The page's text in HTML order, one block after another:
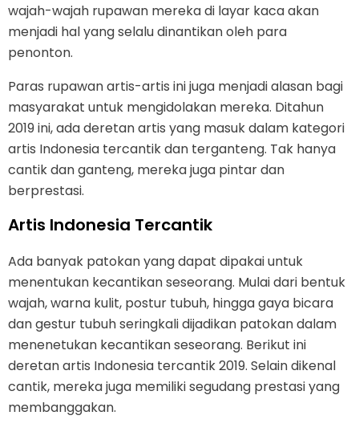
wajah-wajah rupawan mereka di layar kaca akan
menjadi hal yang selalu dinantikan oleh para
penonton.
Paras rupawan artis-artis ini juga menjadi alasan bagi
masyarakat untuk mengidolakan mereka. Ditahun
2019 ini, ada deretan artis yang masuk dalam kategori
artis Indonesia tercantik dan terganteng. Tak hanya
cantik dan ganteng, mereka juga pintar dan
berprestasi.
Artis Indonesia Tercantik
Ada banyak patokan yang dapat dipakai untuk
menentukan kecantikan seseorang. Mulai dari bentuk
wajah, warna kulit, postur tubuh, hingga gaya bicara
dan gestur tubuh seringkali dijadikan patokan dalam
menenetukan kecantikan seseorang. Berikut ini
deretan artis Indonesia tercantik 2019. Selain dikenal
cantik, mereka juga memiliki segudang prestasi yang
membanggakan.